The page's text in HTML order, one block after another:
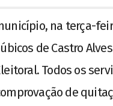
na terça-
de Castro
Todos os
de